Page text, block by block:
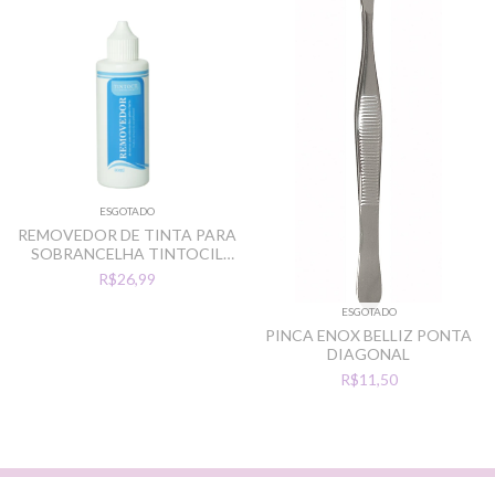
ESGOTADO
REMOVEDOR DE TINTA PARA
SOBRANCELHA TINTOCIL
50ML
R$26,99
ESGOTADO
PINCA ENOX BELLIZ PONTA
DIAGONAL
R$11,50